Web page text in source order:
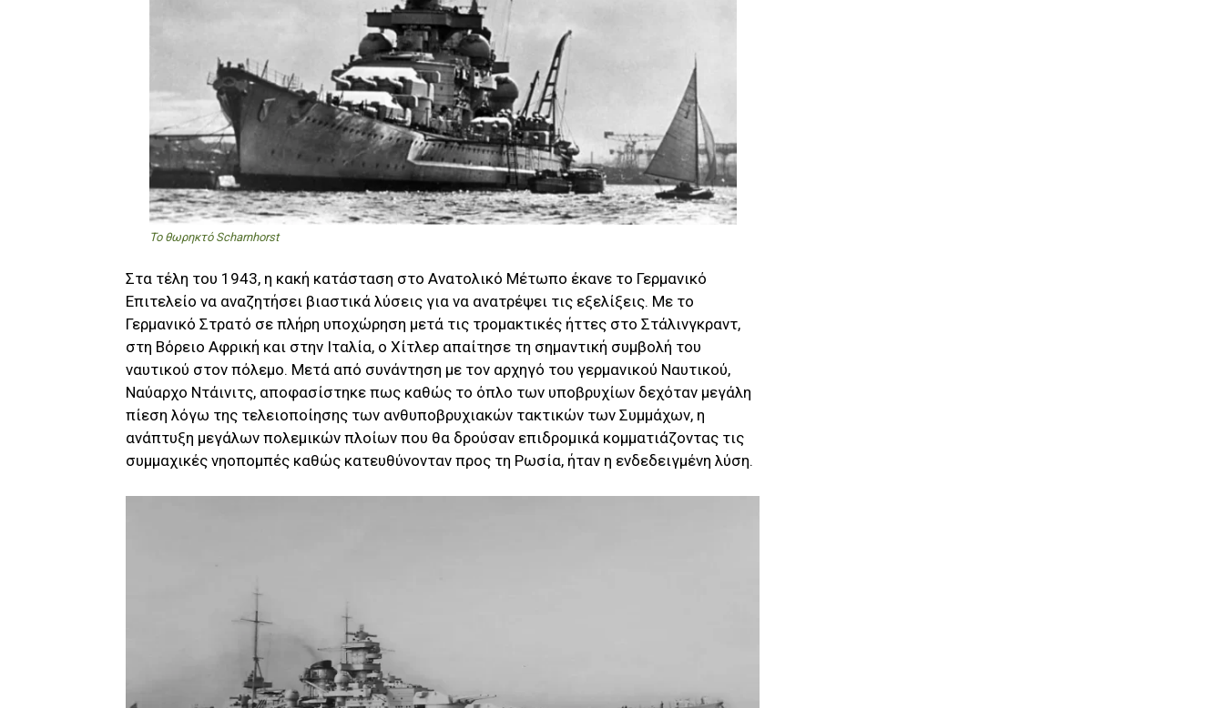
Το θωρηκτό Scharnhorst
Στα τέλη του 1943, η κακή κατάσταση στο Ανατολικό Μέτωπο έκανε το Γερμανικό
Επιτελείο να αναζητήσει βιαστικά λύσεις για να ανατρέψει τις εξελίξεις. Με το
Γερμανικό Στρατό σε πλήρη υποχώρηση μετά τις τρομακτικές ήττες στο Στάλινγκραντ,
στη Βόρειο Αφρική και στην Ιταλία, o Χίτλερ απαίτησε τη σημαντική συμβολή του
ναυτικού στον πόλεμο. Μετά από συνάντηση με τον αρχηγό του γερμανικού Ναυτικού,
Ναύαρχο Ντάινιτς, αποφασίστηκε πως καθώς το όπλο των υποβρυχίων δεχόταν μεγάλη
πίεση λόγω της τελειοποίησης των ανθυποβρυχιακών τακτικών των Συμμάχων, η
ανάπτυξη μεγάλων πολεμικών πλοίων που θα δρούσαν επιδρομικά κομματιάζοντας τις
συμμαχικές νηοπομπές καθώς κατευθύνονταν προς τη Ρωσία, ήταν η ενδεδειγμένη λύση.